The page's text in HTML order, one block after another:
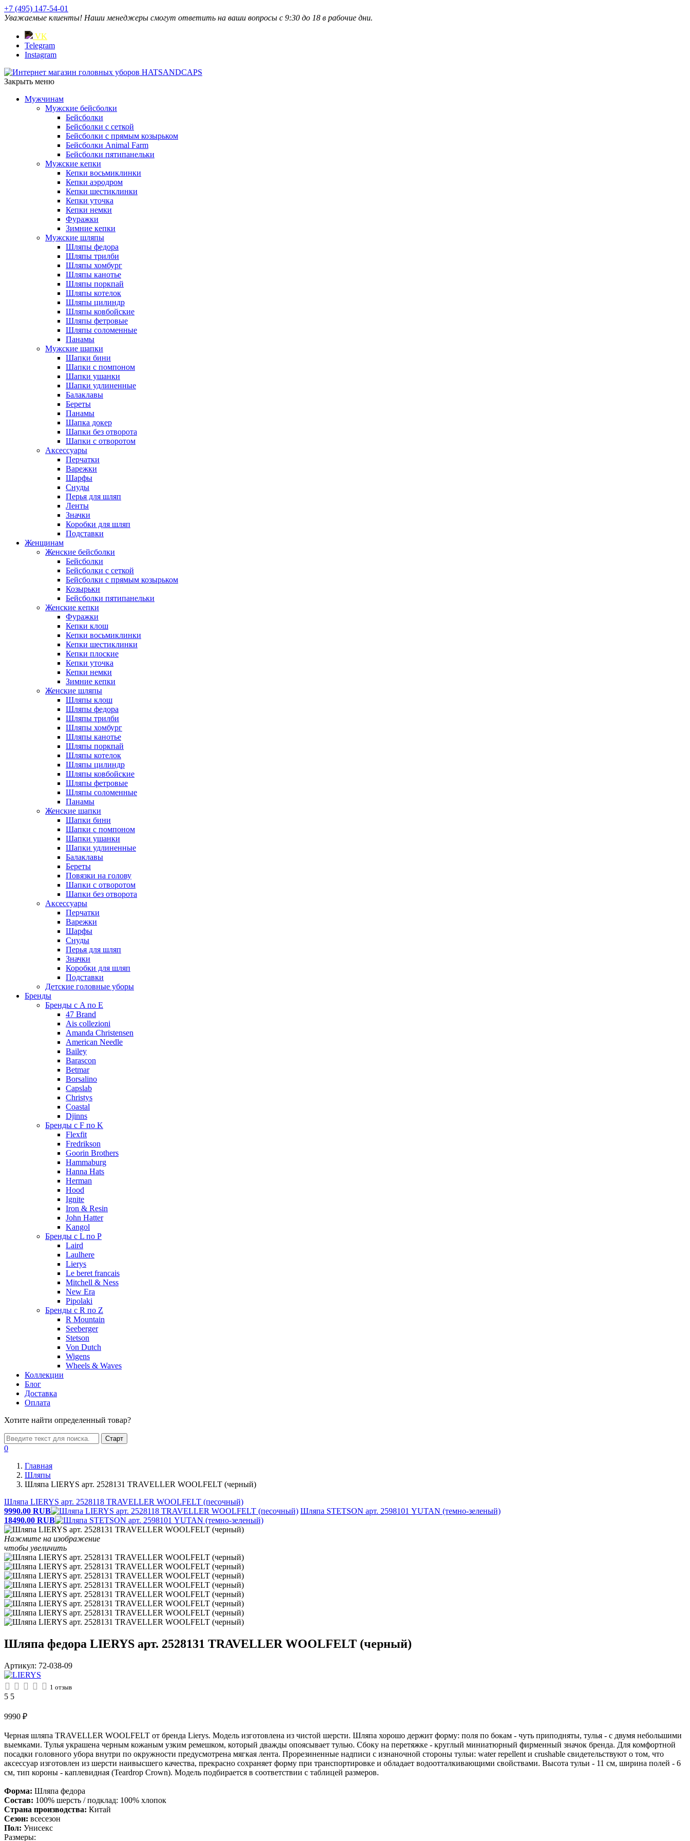
+7 (495) 147-54-01
Уважаемые клиенты! Наши менеджеры смогут ответить на ваши вопросы с 9:30 до 18 в рабочие дни.
VK
Telegram
Instagram
Закрыть меню
Мужчинам
Мужские бейсболки
Бейсболки
Бейсболки с сеткой
Бейсболки с прямым козырьком
Бейсболки Animal Farm
Бейсболки пятипанельки
Мужские кепки
Кепки восьмиклинки
Кепки аэродром
Кепки шестиклинки
Кепки уточка
Кепки немки
Фуражки
Зимние кепки
Мужские шляпы
Шляпы федора
Шляпы трилби
Шляпы хомбург
Шляпы канотье
Шляпы поркпай
Шляпы котелок
Шляпы цилиндр
Шляпы ковбойские
Шляпы фетровые
Шляпы соломенные
Панамы
Мужские шапки
Шапки бини
Шапки с помпоном
Шапки ушанки
Шапки удлиненные
Балаклавы
Береты
Панамы
Шапка докер
Шапки без отворота
Шапки с отворотом
Аксессуары
Перчатки
Варежки
Шарфы
Снуды
Перья для шляп
Ленты
Значки
Коробки для шляп
Подставки
Женщинам
Женские бейсболки
Бейсболки
Бейсболки с сеткой
Бейсболки с прямым козырьком
Козырьки
Бейсболки пятипанельки
Женские кепки
Фуражки
Кепки клош
Кепки восьмиклинки
Кепки шестиклинки
Кепки плоские
Кепки уточка
Кепки немки
Зимние кепки
Женские шляпы
Шляпы клош
Шляпы федора
Шляпы трилби
Шляпы хомбург
Шляпы канотье
Шляпы поркпай
Шляпы котелок
Шляпы цилиндр
Шляпы ковбойские
Шляпы фетровые
Шляпы соломенные
Панамы
Женские шапки
Шапки бини
Шапки с помпоном
Шапки ушанки
Шапки удлиненные
Балаклавы
Береты
Повязки на голову
Шапки с отворотом
Шапки без отворота
Аксессуары
Перчатки
Варежки
Шарфы
Снуды
Перья для шляп
Значки
Коробки для шляп
Подставки
Детские головные уборы
Бренды
Бренды с A по E
47 Brand
Ais collezioni
Amanda Christensen
American Needle
Bailey
Barascon
Betmar
Borsalino
Capslab
Christys
Coastal
Djinns
Бренды с F по K
Flexfit
Fredrikson
Goorin Brothers
Hammaburg
Hanna Hats
Herman
Hood
Ignite
Iron & Resin
John Hatter
Kangol
Бренды с L по P
Laird
Laulhere
Lierys
Le beret francais
Mitchell & Ness
New Era
Pipolaki
Бренды с R по Z
R Mountain
Seeberger
Stetson
Von Dutch
Wigens
Wheels & Waves
Коллекции
Блог
Доставка
Оплата
Хотите найти определенный товар?
Старт
0
Главная
Шляпы
Шляпа LIERYS арт. 2528131 TRAVELLER WOOLFELT (черный)
Шляпа LIERYS арт. 2528118 TRAVELLER WOOLFELT (песочный)
9990.00 RUB
Шляпа STETSON арт. 2598101 YUTAN (темно-зеленый)
18490.00 RUB
Нажмите на изображение
чтобы увеличить
Шляпа федора LIERYS арт. 2528131 TRAVELLER WOOLFELT (черный)
Артикул: 72-038-09
1 отзыв
5 5
9990 ₽
Черная шляпа TRAVELLER WOOLFELT от бренда Lierys. Модель изготовлена из чистой шерсти. Шляпа хорошо держит форму: поля по бокам - чуть приподняты, тулья - с двумя небольшими
выемками. Тулья украшена черным кожаным узким ремешком, который дважды опоясывает тулью. Сбоку на перетяжке - круглый миниатюрный фирменный значок бренда. Для комфортной
посадки головного убора внутри по окружности предусмотрена мягкая лента. Прорезиненные надписи с изнаночной стороны тульи: water repellent и crushable свидетельствуют о том, что
аксессуар изготовлен из шерсти наивысшего качества, прекрасно сохраняет форму при транспортировке и обладает водоотталкивающими свойствами. Высота тульи - 11 см, ширина полей - 6
см, тип короны - каплевидная (Teardrop Crown). Модель подбирается в соответствии с таблицей размеров.
Форма: Шляпа федора
Состав: 100% шерсть / подклад: 100% хлопок
Страна производства: Китай
Сезон: всесезон
Пол: Унисекс
Размеры: